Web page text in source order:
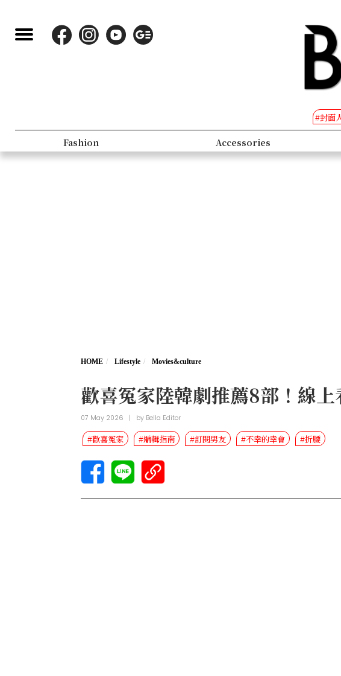
#封面
Fashion Accessories
HOME Lifestyle Movies&culture
歡喜冤家陸韓劇推薦8部！線
07 May 2026 | by Bella Editor
#歡喜冤家 #編輯指南 #訂閱男友 #不幸的幸會 #折腰